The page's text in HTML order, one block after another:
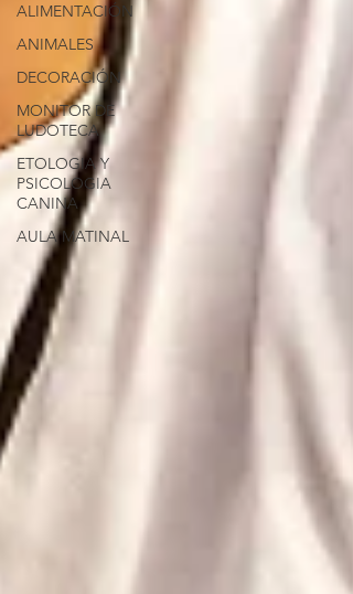
ALIMENTACIÓN
ANIMALES
DECORACIÓN
MONITOR DE
LUDOTECA
ETOLOGIA Y
PSICOLOGIA
CANINA
AULA MATINAL